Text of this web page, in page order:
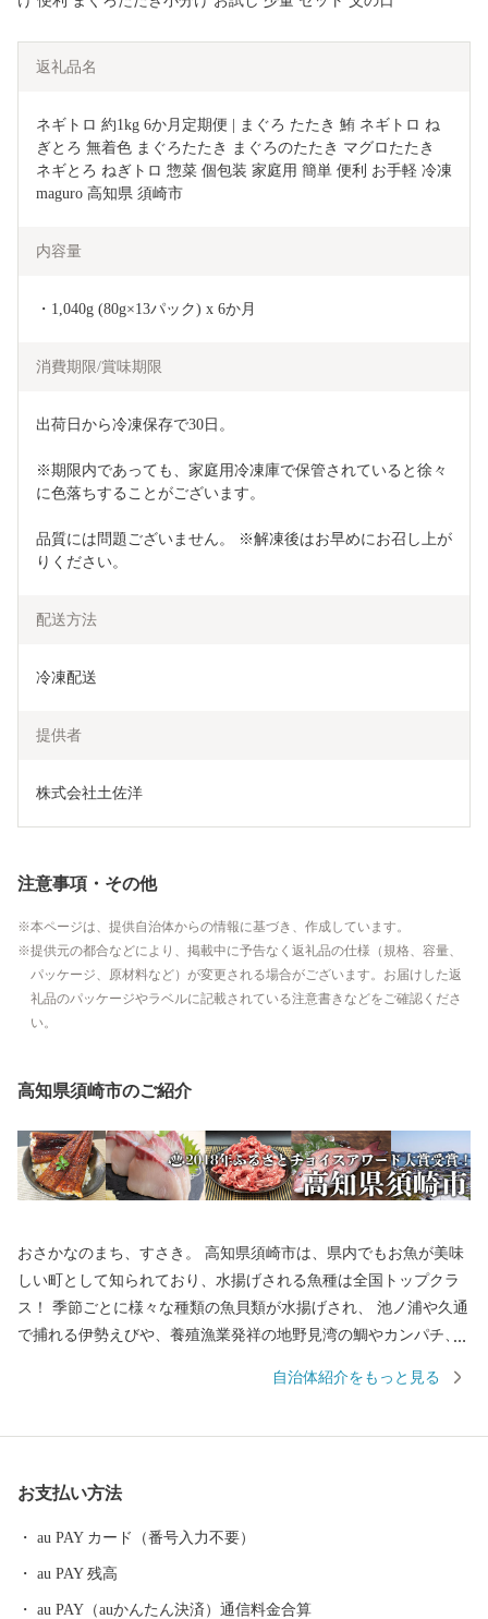
返礼品名
ネギトロ 約1kg 6か月定期便 | まぐろ たたき 鮪 ネギトロ ね
ぎとろ 無着色 まぐろたたき まぐろのたたき マグロたたき
ネギとろ ねぎトロ 惣菜 個包装 家庭用 簡単 便利 お手軽 冷凍
maguro 高知県 須崎市
内容量
・1,040g (80g×13パック) x 6か月
消費期限/賞味期限
出荷日から冷凍保存で30日。
※期限内であっても、家庭用冷凍庫で保管されていると徐々
に色落ちすることがございます。
品質には問題ございません。 ※解凍後はお早めにお召し上が
りください。
配送方法
冷凍配送
提供者
株式会社土佐洋
注意事項・その他
本ページは、提供自治体からの情報に基づき、作成しています。
提供元の都合などにより、掲載中に予告なく返礼品の仕様（規格、容量、
パッケージ、原材料など）が変更される場合がございます。お届けした返
礼品のパッケージやラベルに記載されている注意書きなどをご確認くださ
い。
高知県須崎市のご紹介
おさかなのまち、すさき。 高知県須崎市は、県内でもお魚が美味
しい町として知られており、水揚げされる魚種は全国トップクラ
ス！ 季節ごとに様々な種類の魚貝類が水揚げされ、 池ノ浦や久通
で捕れる伊勢えびや、養殖漁業発祥の地野見湾の鯛やカンパチ、
貝類を楽しめます。 また、黒潮の恵みをたっぷり受けた文旦やポ
法等について 須崎市 ふるさと納税担当 TEL： 050-1730-1325 M
自治体紹介をもっと見る
お支払い方法
au PAY カード（番号入力不要）
au PAY 残高
au PAY（auかんたん決済）通信料金合算